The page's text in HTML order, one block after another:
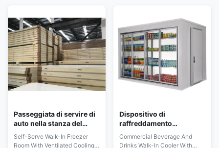
Passeggiata di servire di
auto nella stanza del
congelatore con il
sistema di
Self-Serve Walk-In Freezer
Room With Ventilated Cooling
Dispositivo di
raffreddamento
commerciale
dell'esposizione della
Commercial Beverage And
Drinks Walk-In Cooler With